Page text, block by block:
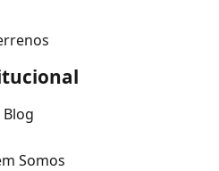
Blog
Somos